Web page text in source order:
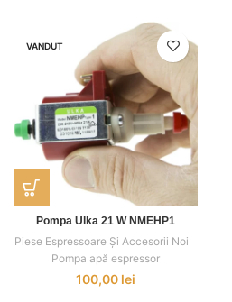
VANDUT
Pompa Ulka 21 W NMEHP1
Piese Espressoare Și Accesorii Noi
Pompa apă espressor
100,00 lei